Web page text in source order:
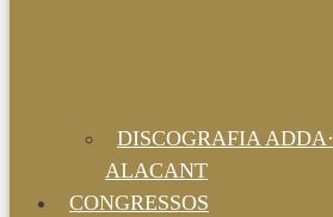
DISCOGRAFIA
ALACANT
CONGRESSOS